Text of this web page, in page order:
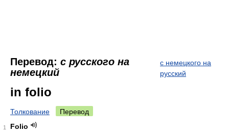
Перевод: с русского на
немецкий
с немецкого на
русский
in folio
Толкование Перевод
1
Folio